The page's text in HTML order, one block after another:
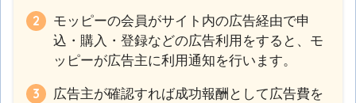
モッピーの会員がサイト内の広告経由で申
込・購入・登録などの広告利用をすると、モ
ッピーが広告主に利用通知を行います。
広告主が確認すれば成功報酬として広告費を